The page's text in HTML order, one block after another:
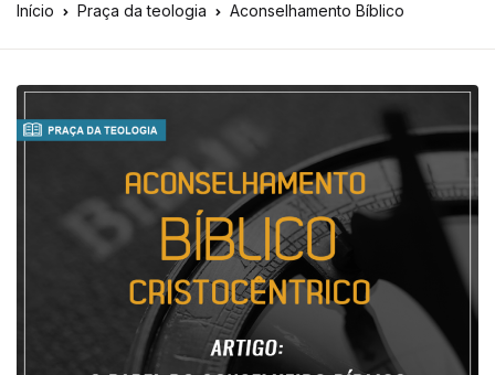
Início Praça da teologia Aconselhamento Bíblico